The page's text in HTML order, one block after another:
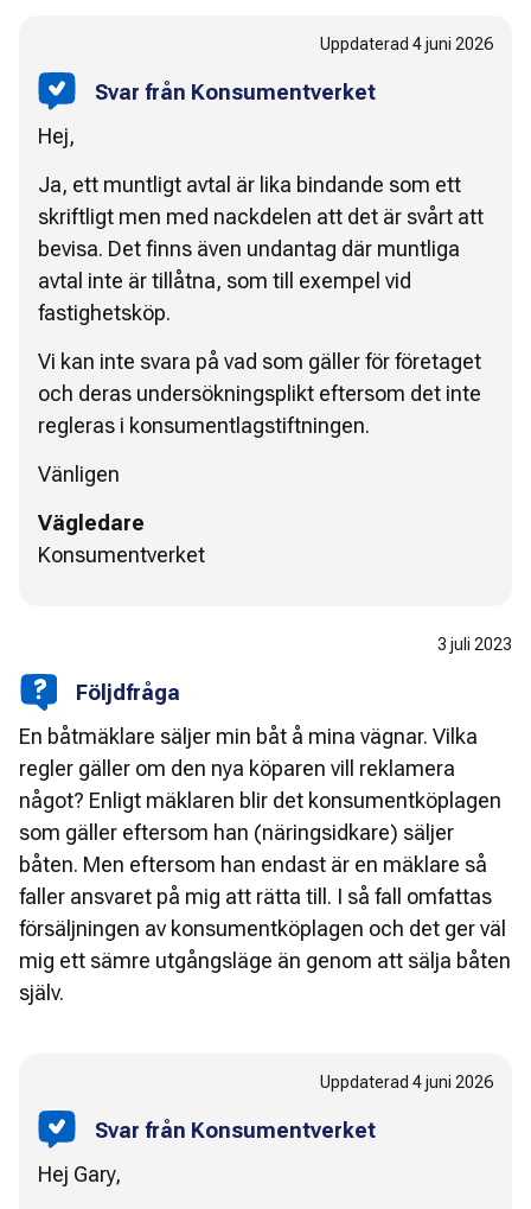
Svar från Konsumentverket
Uppdaterad 4 juni 2026
Hej,
Ja, ett muntligt avtal är lika bindande som ett
skriftligt men med nackdelen att det är svårt att
bevisa. Det finns även undantag där muntliga
avtal inte är tillåtna, som till exempel vid
fastighetsköp.
Vi kan inte svara på vad som gäller för företaget
och deras undersökningsplikt eftersom det inte
regleras i konsumentlagstiftningen.
Vänligen
Vägledare
Konsumentverket
Följdfråga
3 juli 2023
En båtmäklare säljer min båt å mina vägnar. Vilka
regler gäller om den nya köparen vill reklamera
något? Enligt mäklaren blir det konsumentköplagen
som gäller eftersom han (näringsidkare) säljer
båten. Men eftersom han endast är en mäklare så
faller ansvaret på mig att rätta till. I så fall omfattas
försäljningen av konsumentköplagen och det ger väl
mig ett sämre utgångsläge än genom att sälja båten
själv.
Svar från Konsumentverket
Uppdaterad 4 juni 2026
Hej Gary,